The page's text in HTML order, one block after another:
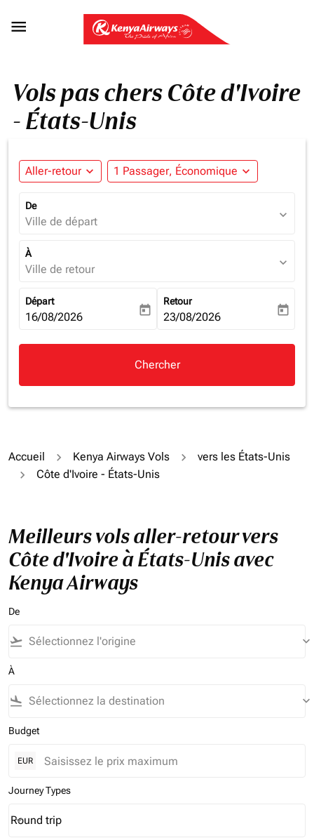

Vols pas chers Côte d'Ivoire
- États-Unis
Aller-retour expand_more 1 Passager, Économique expand_more
De
Ville de départ expand_more
À
Ville de retour expand_more
Départ
fc-booking-departure-date-aria-label
16/08/2026 today
Retour
fc-booking-return-date-aria-
23/08/2026 today
Chercher
Accueil Kenya Airways Vols
vers les États-Unis
Côte d'Ivoire - États-Unis
Meilleurs vols aller-retour vers
Côte d'Ivoire à États-Unis avec
Kenya Airways
De
flight_takeoff keyboard_arrow_down
À
flight_land keyboard_arrow_down
Budget
EUR
Journey Types
Journey Types option Round trip Selected
Round trip
keyboard_arrow_down